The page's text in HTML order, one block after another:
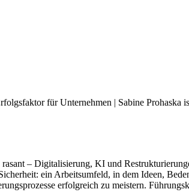
für Unternehmen | Sabine Prohaska
– Digitalisierung, KI und
ein Arbeitsumfeld, in dem Ideen,
erfolgreich zu meistern.